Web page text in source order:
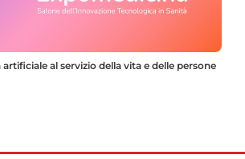
al servizio della vita e delle persone